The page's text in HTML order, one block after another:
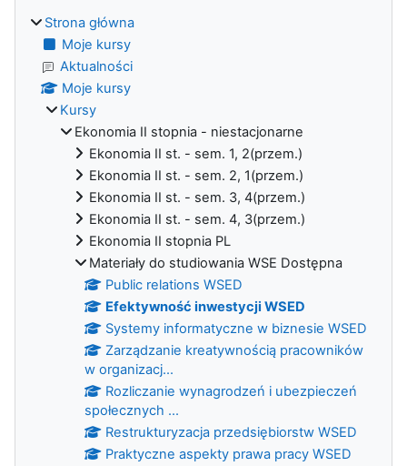
Strona główna
Moje kursy
Aktualności
Moje kursy
Kursy
Ekonomia II stopnia - niestacjonarne
Ekonomia II st. - sem. 1, 2(przem.)
Ekonomia II st. - sem. 2, 1(przem.)
Ekonomia II st. - sem. 3, 4(przem.)
Ekonomia II st. - sem. 4, 3(przem.)
Ekonomia II stopnia PL
Materiały do studiowania WSE Dostępna
Public relations WSED
Efektywność inwestycji WSED
Systemy informatyczne w biznesie WSED
Zarządzanie kreatywnością pracowników
w organizacj...
Rozliczanie wynagrodzeń i ubezpieczeń
społecznych ...
Restrukturyzacja przedsiębiorstw WSED
Praktyczne aspekty prawa pracy WSED